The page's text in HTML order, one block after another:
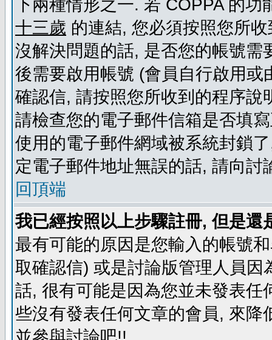
下兩種情形之一. 若 COPPA 的
十三歲 的連結, 您必須按照您所
沒解決問題的話, 是否您的帳號
後需要啟用帳號 (會員自行啟用
確認信, 請按照您所收到的程序
請檢查您的電子郵件信箱是否填
使用的電子郵件網域被系統封鎖
定電子郵件地址無誤的話, 請向
回頂端
我已經按照以上步驟註冊, 但是還
最有可能的原因是您輸入的帳號
取確認信) 或是討論版管理人員
話, 很有可能是因為您並未發表
些沒有發表任何文章的會員, 來